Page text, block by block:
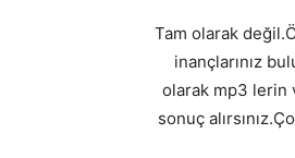
Tam olarak
inançlarınız
olarak mp3 lerin
sonuç